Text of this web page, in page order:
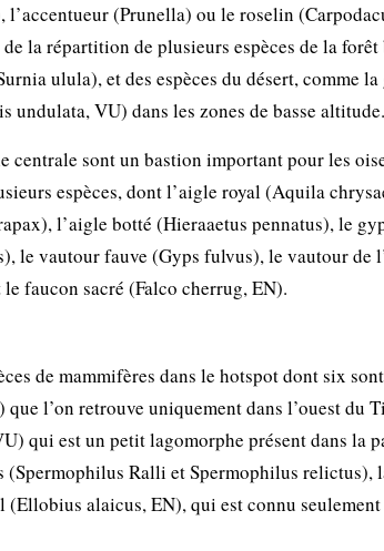
l’accentueur (Prunella) ou le roselin
la répartition de plusieurs espèces de la
ulula), et des espèces du désert, comme
undulata, VU) dans les zones de basse altitude.
centrale sont un bastion important pour les
espèces, dont l’aigle royal (Aquila
l’aigle botté (Hieraaetus pennatus), le
le vautour fauve (Gyps fulvus), le vautour de
faucon sacré (Falco cherrug, EN).
de mammifères dans le hotspot dont six
l’on retrouve uniquement dans l’ouest du
qui est un petit lagomorphe présent dans la
(Spermophilus Ralli et Spermophilus relictus),
(Ellobius alaicus, EN), qui est connu